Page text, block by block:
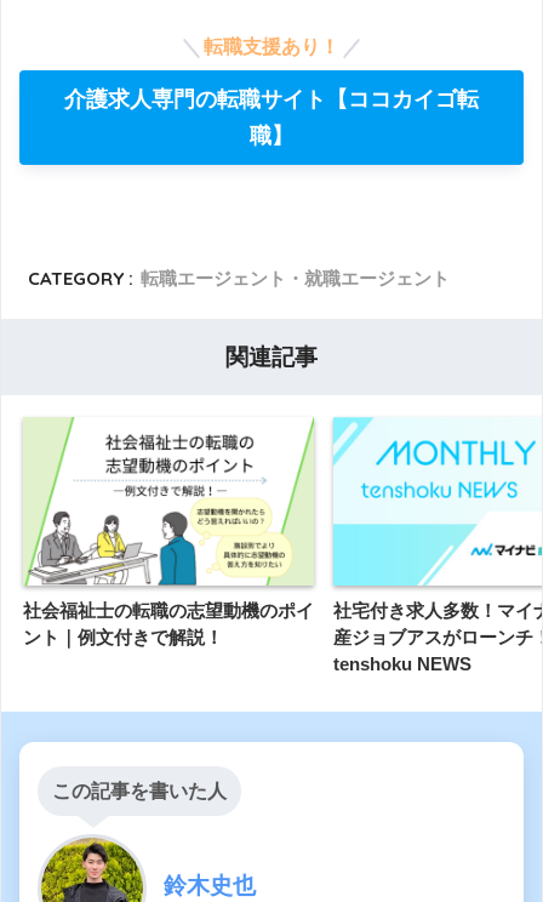
転職支援あり！
介護求人専門の転職サイト【ココカイゴ転
職】
CATEGORY : 転職エージェント・就職エージェント
関連記事
社会福祉士の転職の志望動機のポイ
ント｜例文付きで解説！
社宅付き求人多数！マイ
産ジョブアスがローンチ
tenshoku NEWS
この記事を書いた人
鈴木史也